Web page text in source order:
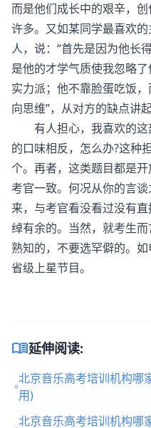
而是他们成长中的艰辛，
许多。又如某同学最喜欢
人，说：“首先是因为他长
是他的才学气质使我忽略
实力派；他不靠脸蛋吃饭
向思维”，从对方的缺点讲
有人担心，我喜欢的这
的口味相反，怎么办?这种
个。再者，这类题目都是
考官一致。何况从你的言
来，与考官看没看过没有
绰有余的。当然，就考生
熟知的，不要选罕僻的。
省级上星节目。
menu_book延伸阅读:
北京音乐高考培训机构哪
用)
北京音乐高考培训机构哪